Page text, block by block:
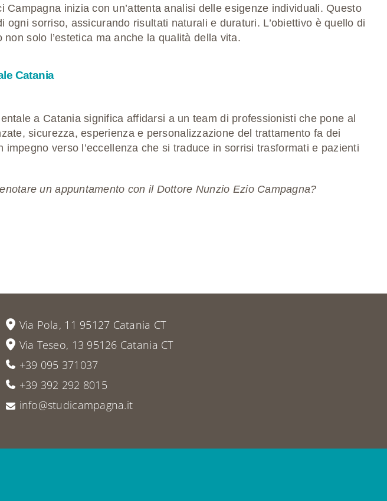
Campagna inizia con un’attenta analisi delle esigenze individuali. Questo
ogni sorriso, assicurando risultati naturali e duraturi. L’obiettivo è quello di
solo l’estetica ma anche la qualità della vita.
Catania
a Catania significa affidarsi a un team di professionisti che pone al
sicurezza, esperienza e personalizzazione del trattamento fa dei
impegno verso l’eccellenza che si traduce in sorrisi trasformati e pazienti
un appuntamento con il Dottore Nunzio Ezio Campagna?
Via Pola, 11 95127 Catania CT
Via Teseo, 13 95126 Catania CT
+39 095 371037
+39 392 292 8015
info@studicampagna.it